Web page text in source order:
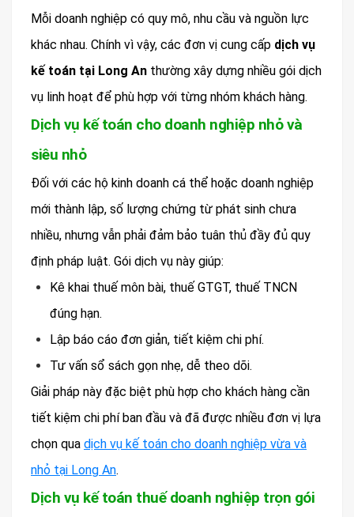
Mỗi doanh nghiệp có quy mô, nhu cầu và nguồn lực
khác nhau. Chính vì vậy, các đơn vị cung cấp dịch vụ
kế toán tại Long An thường xây dựng nhiều gói dịch
vụ linh hoạt để phù hợp với từng nhóm khách hàng.
Dịch vụ kế toán cho doanh nghiệp nhỏ và
siêu nhỏ
Đối với các hộ kinh doanh cá thể hoặc doanh nghiệp
mới thành lập, số lượng chứng từ phát sinh chưa
nhiều, nhưng vẫn phải đảm bảo tuân thủ đầy đủ quy
định pháp luật. Gói dịch vụ này giúp:
Kê khai thuế môn bài, thuế GTGT, thuế TNCN
đúng hạn.
Lập báo cáo đơn giản, tiết kiệm chi phí.
Tư vấn sổ sách gọn nhẹ, dễ theo dõi.
Giải pháp này đặc biệt phù hợp cho khách hàng cần
tiết kiệm chi phí ban đầu và đã được nhiều đơn vị lựa
chọn qua dịch vụ kế toán cho doanh nghiệp vừa và
nhỏ tại Long An.
Dịch vụ kế toán thuế doanh nghiệp trọn gói